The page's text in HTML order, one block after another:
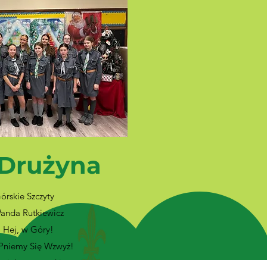
Szczyty
Rutkiewicz
Hej, w Góry!
Się Wzwyż!